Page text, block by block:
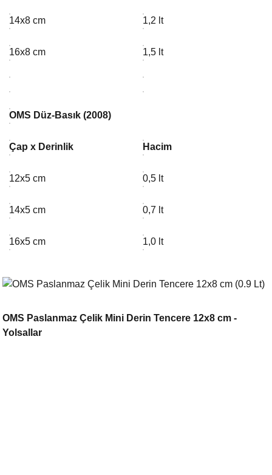
14x8 cm 1,2 lt
16x8 cm 1,5 lt
OMS Düz-Basık (2008)
Çap x Derinlik Hacim
12x5 cm 0,5 lt
14x5 cm 0,7 lt
16x5 cm 1,0 lt
OMS Paslanmaz Çelik Mini Derin Tencere 12x8 cm -
Yolsallar